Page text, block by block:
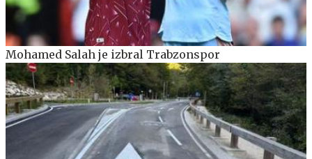
Mohamed Salah je izbral Trabzonspor